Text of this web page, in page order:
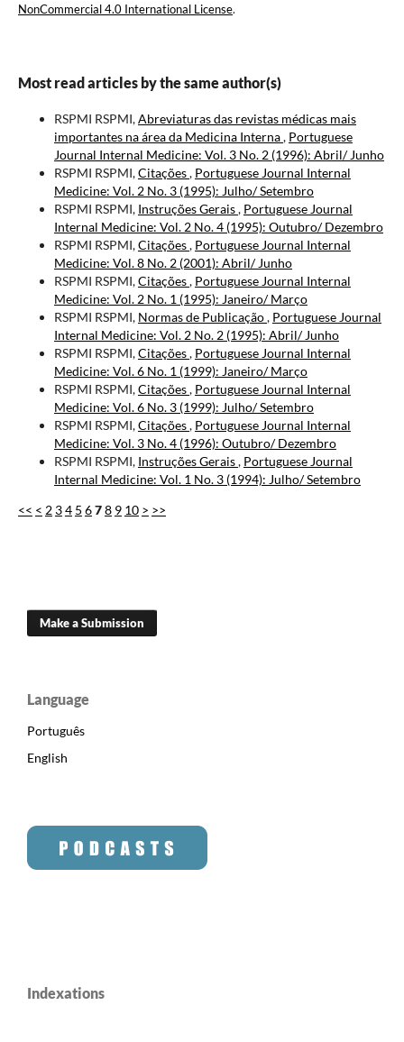
NonCommercial 4.0 International License.
Most read articles by the same author(s)
RSPMI RSPMI,Abreviaturas das revistas médicas mais
importantes na área da Medicina Interna, Portuguese
Journal Internal Medicine: Vol. 3 No. 2 (1996): Abril/ Junho
RSPMI RSPMI,Citações, Portuguese Journal Internal
Medicine: Vol. 2 No. 3 (1995): Julho/ Setembro
RSPMI RSPMI, Instruções Gerais, Portuguese Journal
Internal Medicine: Vol. 2 No. 4 (1995): Outubro/ Dezembro
RSPMI RSPMI,Citações, Portuguese Journal Internal
Medicine: Vol. 8 No. 2 (2001): Abril/ Junho
RSPMI RSPMI,Citações, Portuguese Journal Internal
Medicine: Vol. 2 No. 1 (1995): Janeiro/ Março
RSPMI RSPMI, Normas de Publicação, Portuguese Journal
Internal Medicine: Vol. 2 No. 2 (1995): Abril/ Junho
RSPMI RSPMI,Citações, Portuguese Journal Internal
Medicine: Vol. 6 No. 1 (1999): Janeiro/ Março
RSPMI RSPMI,Citações, Portuguese Journal Internal
Medicine: Vol. 6 No. 3 (1999): Julho/ Setembro
RSPMI RSPMI,Citações, Portuguese Journal Internal
Medicine: Vol. 3 No. 4 (1996): Outubro/ Dezembro
RSPMI RSPMI, Instruções Gerais, Portuguese Journal
Internal Medicine: Vol. 1 No. 3 (1994): Julho/ Setembro
<< < 2 34 5 678 9 10 > >>
Make a Submission
Language
Português
English
Indexations